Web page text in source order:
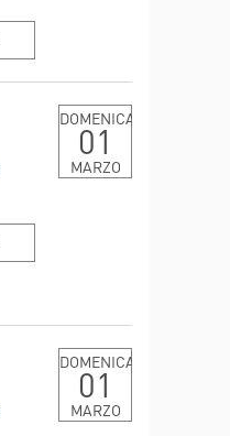
DOMENICA
01
MARZO
DOMENICA
01
MARZO